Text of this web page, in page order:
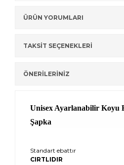
ÜRÜN YORUMLARI
TAKSİT SEÇENEKLERİ
ÖNERİLERİNİZ
Unisex Ayarlanabilir Koyu
Şapka
Standart ebattır
CIRTLIDIR